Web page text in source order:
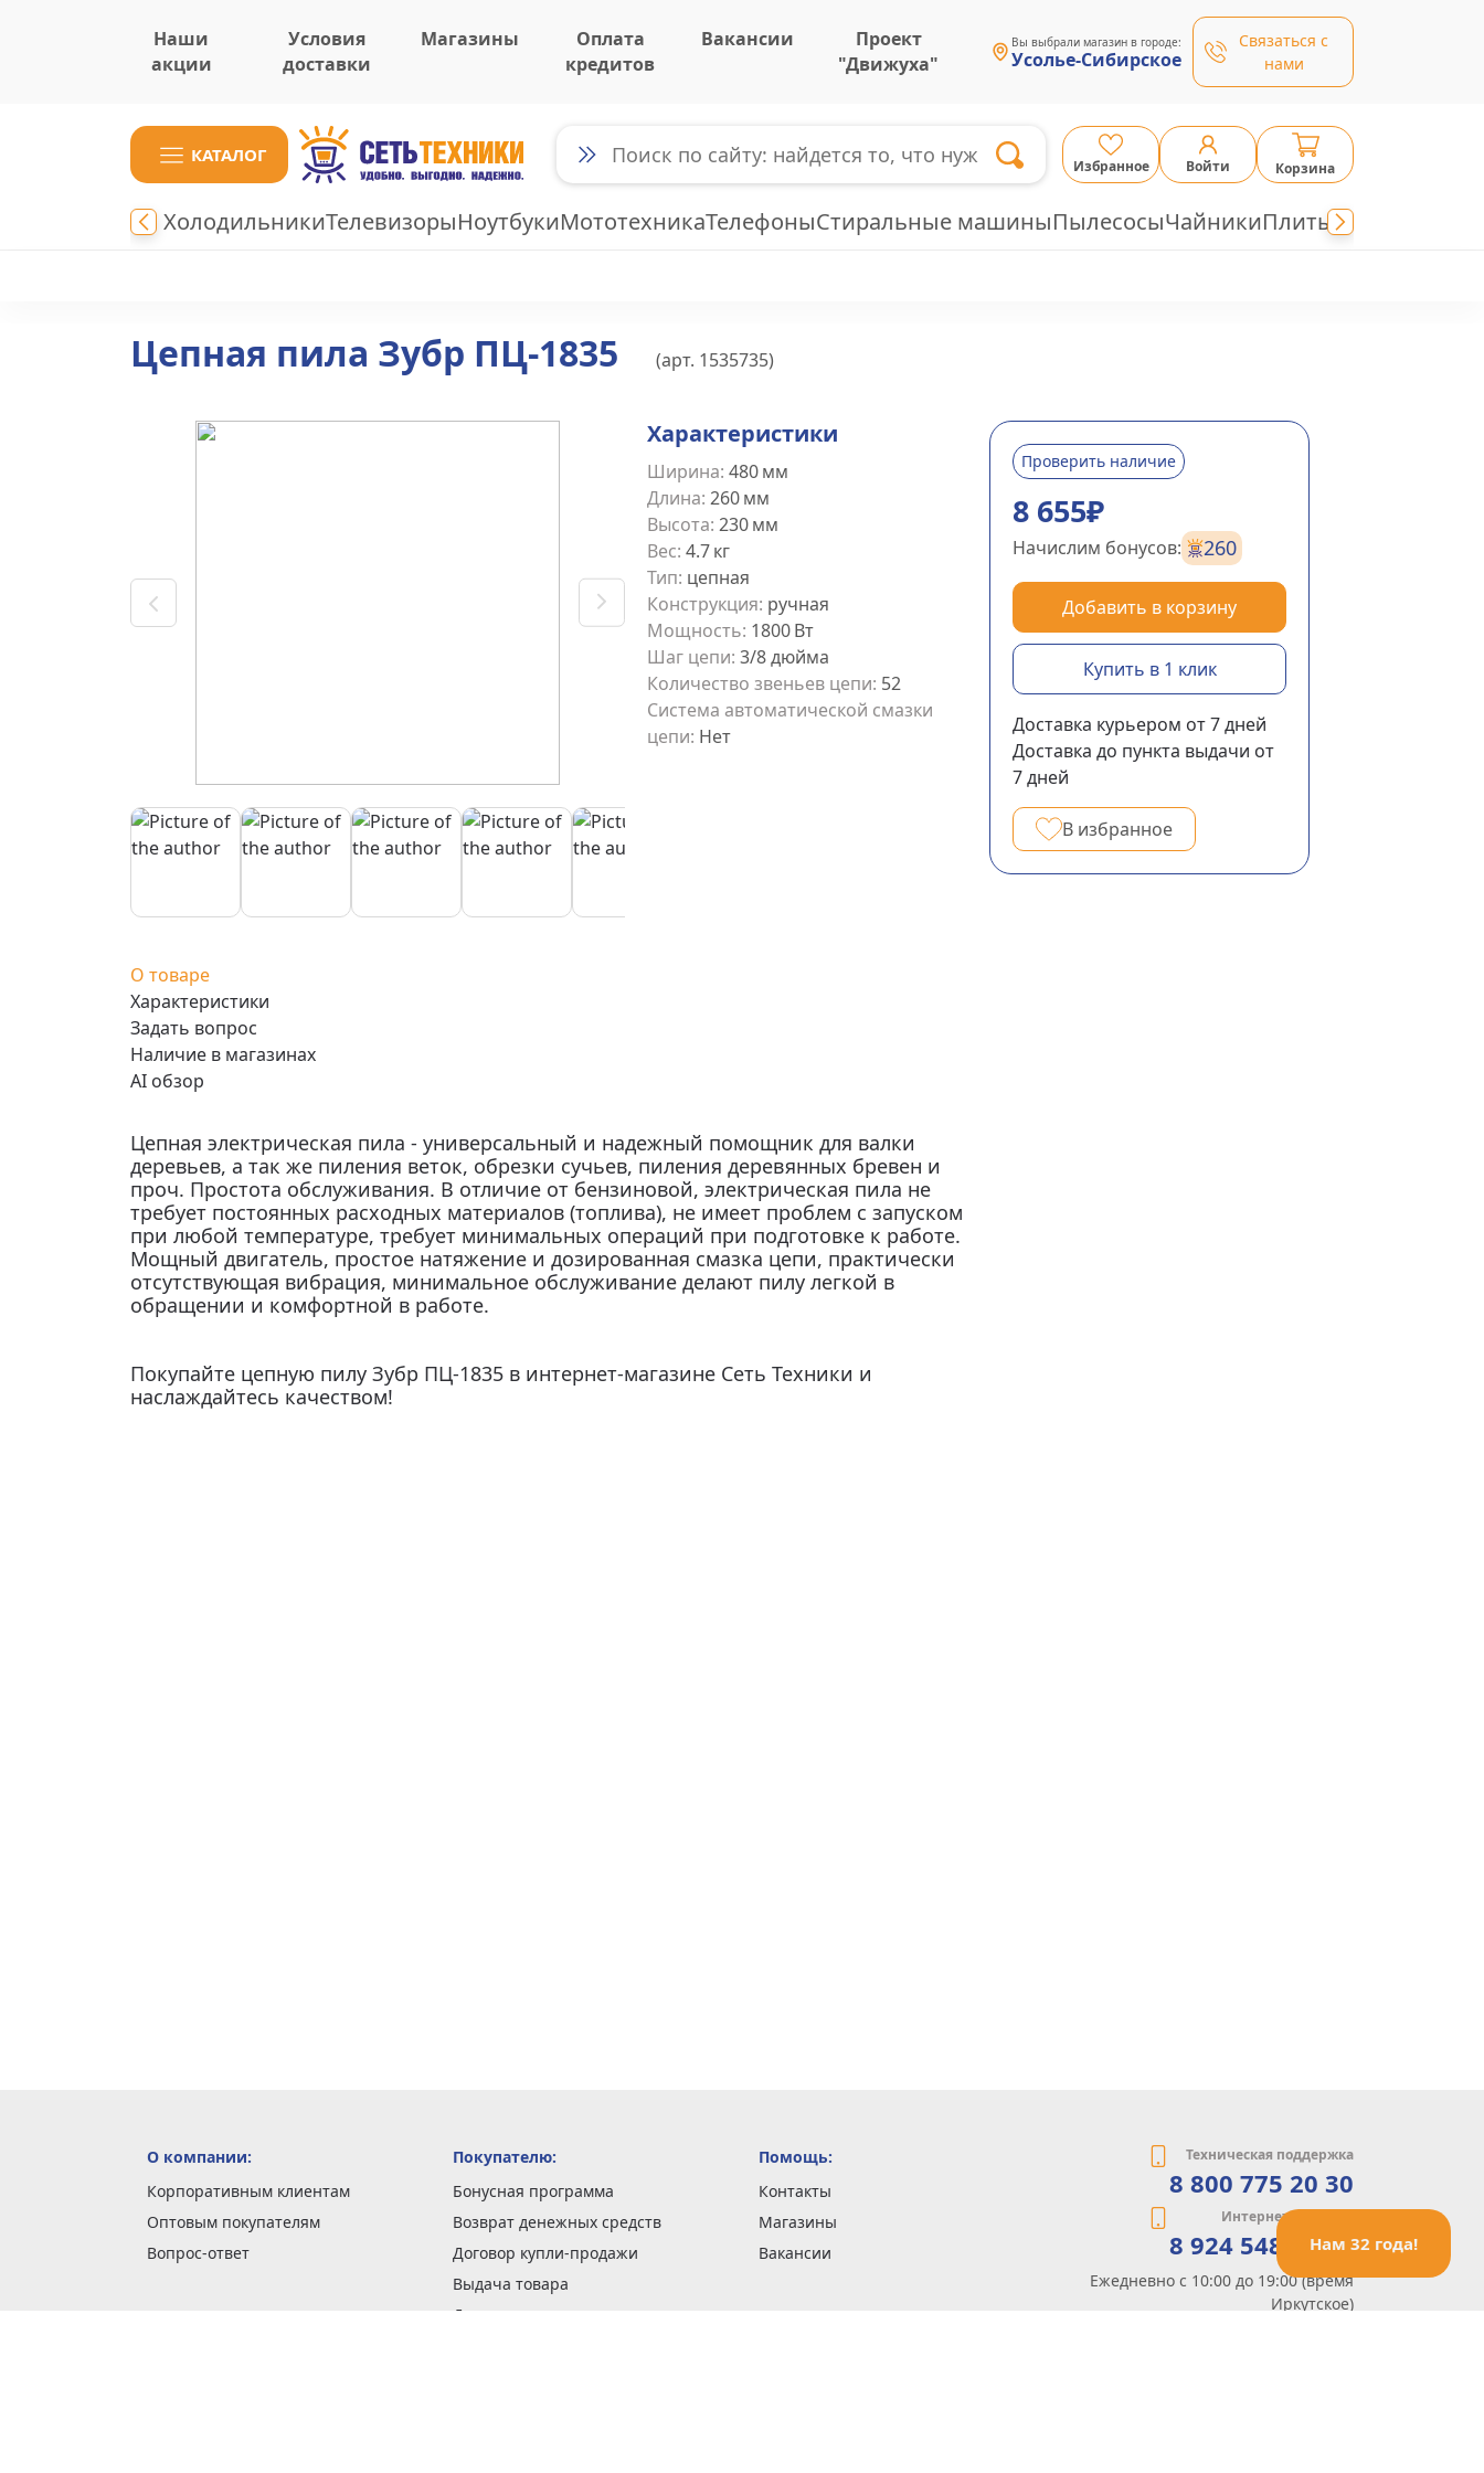
Наши
акции
Условия
доставки
Магазины
Оплата
кредитов
Вакансии
Проект
"Движуха"
Вы выбрали магазин в городе:
Усолье-Сибирское
Связаться с
нами
КАТАЛОГ
Избранное Войти Корзина
ХолодильникиТелевизорыНоутбукиМототехникаТелефоныСтиральные машиныПылесосыЧайникиПлиты
Нам 32 года!
Цепная пила Зубр ПЦ-1835 (арт. 1535735)
8 655₽
Проверить наличие
Начислим бонусов: 260
Добавить в корзину
Купить в 1 клик
Доставка курьером от 7дней
Доставка до пункта выдачи от
7дней
В избранное
Характеристики
Ширина: 480мм
Длина: 260мм
Высота: 230мм
Вес: 4.7кг
Тип: цепная
Конструкция: ручная
Мощность: 1800Вт
Шаг цепи: 3/8 дюйма
Количество звеньев цепи: 52
Система автоматической смазки
цепи: Нет
О товаре
Характеристики
Задать вопрос
Наличие в магазинах
AI обзор
Цепная электрическая пила - универсальный и надежный помощник для валки
деревьев, а так же пиления веток, обрезки сучьев, пиления деревянных бревен и
проч. Простота обслуживания. В отличие от бензиновой, электрическая пила не
требует постоянных расходных материалов (топлива), не имеет проблем с запуском
при любой температуре, требует минимальных операций при подготовке к работе.
Мощный двигатель, простое натяжение и дозированная смазка цепи, практически
отсутствующая вибрация, минимальное обслуживание делают пилу легкой в
обращении и комфортной в работе.
Покупайте цепную пилу Зубр ПЦ-1835 в интернет-магазине Сеть Техники и
наслаждайтесь качеством!
О компании:
Корпоративным клиентам
Оптовым покупателям
Вопрос-ответ
Покупателю:
Бонусная программа
Возврат денежных средств
Договор купли-продажи
Выдача товара
Доставка заказов
Помощь:
Контакты
Магазины
Вакансии
Техническая поддержка
8 800 775 20 30
Интернет-магазин
8 924 548 85 07
Ежедневно с 10:00 до 19:00 (время
Иркутское)